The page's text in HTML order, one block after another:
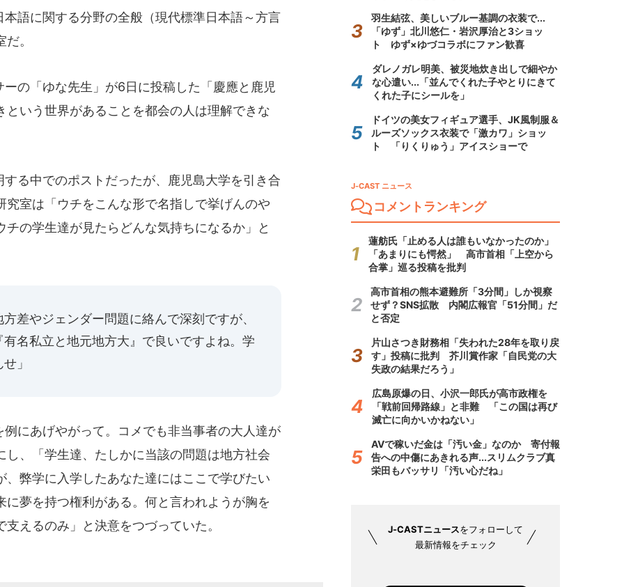
語に関する分野の全般（現代標準日本語～方言
。
の「ゆな先生」が6日に投稿した「慶應と鹿児
いう世界があることを都会の人は理解できな
る中でのポストだったが、鹿児島大学を引き合
室は「ウチをこんな形で名指しで挙げんのや
の学生達が見たらどんな気持ちになるか」と
差やジェンダー問題に絡んで深刻ですが、
名私立と地元地方大』で良いですよね。学
」
にあげやがって。コメでも非当事者の大人達が
、「学生達、たしかに当該の問題は地方社会
弊学に入学したあなた達にはここで学びたい
夢を持つ権利がある。何と言われようが胸を
えるのみ」と決意をつづっていた。
羽生結弦、美しいブルー基調の衣装で...
「ゆず」北川悠仁・岩沢厚治と3ショッ
ト ゆず×ゆづコラボにファン歓喜
ダレノガレ明美、被災地炊き出しで細やか
な心遣い...「並んでくれた子やとりにきて
くれた子にシールを」
ドイツの美女フィギュア選手、JK風制服＆
ルーズソックス衣装で「激カワ」ショッ
ト 「りくりゅう」アイスショーで
J-CAST ニュース
コメントランキング
蓮舫氏「止める人は誰もいなかったのか」
「あまりにも愕然」 高市首相「上空から
合掌」巡る投稿を批判
高市首相の熊本避難所「3分間」しか視察
せず？SNS拡散 内閣広報官「51分間」だ
と否定
片山さつき財務相「失われた28年を取り戻
す」投稿に批判 芥川賞作家「自民党の大
失政の結果だろう」
広島原爆の日、小沢一郎氏が高市政権を
「戦前回帰路線」と非難 「この国は再び
滅亡に向かいかねない」
AVで稼いだ金は「汚い金」なのか 寄付報
告への中傷にあきれる声...スリムクラブ真
栄田もバッサリ「汚い心だね」
J-CASTニュースをフォローして
最新情報をチェック